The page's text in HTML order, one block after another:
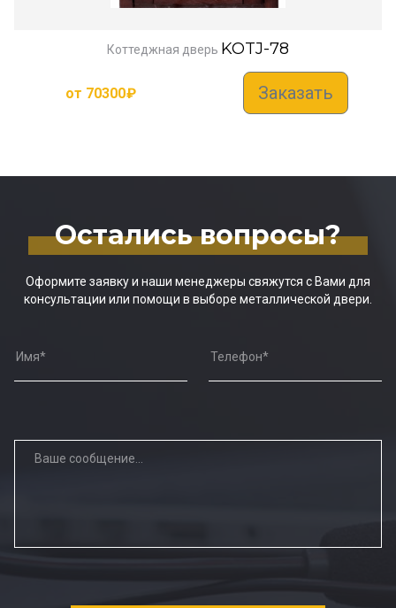
Коттеджная дверь KOTJ-78
от 70300₽ Заказать
Остались вопросы?
Оформите заявку и наши менеджеры свяжутся с Вами для
консультации или помощи в выборе металлической двери.